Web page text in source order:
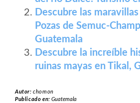
Descubre las
Pozas de Semuc-
Guatemala
Descubre la increíble
ruinas mayas en Tikal,
Autor:chomon
Publicado en:Guatemala